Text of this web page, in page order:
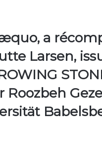
a
Larsen,
Roozbeh